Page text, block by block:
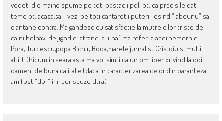
vedeti dle maine spume pe toti postacii pdl, pt. ca precis le dati
teme pt. acasa,sa-i vezi pe toti cantaretii puterii iesind “labeunu” sa
clantane contra. Ma gandesc cu satisfactie la mutrele lor triste de
caini bolnavi de jigodie latrand la luna( ma refer la acei nemernici
Pora, Turcescu,popa Bichir, Boda,marele jurnalist Cristoiu si multi
altii). Oricum in seara asta ma voi simti ca un om liber privind la doi
oameni de buna calitate.(daca in caracterizarea celor din paranteza
am fost “dur” imi cer scuze dtra)